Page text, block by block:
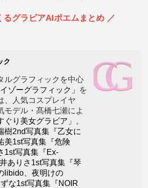
るグラビアAIポエムまとめ ／
ク
ルグラフィックを中心
イゾーグラフィック」
を
、人気コスプレイヤ
モデル・髙橋七瀬によ
ぐり美女グラビア」
。
樹2nd写真集『乙女に
美1st写真集『危険
1st写真集『Ex-
ありさ1st写真集『琴
libido、夜明けの
な1st写真集『NOIR